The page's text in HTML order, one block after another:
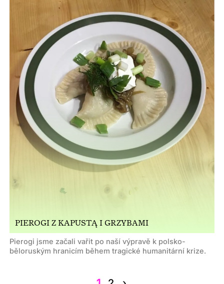
PIEROGI Z KAPUSTĄ I GRZYBAMI
Pierogi jsme začali vařit po naší výpravě k polsko-
běloruským hranicím během tragické humanitární krize.